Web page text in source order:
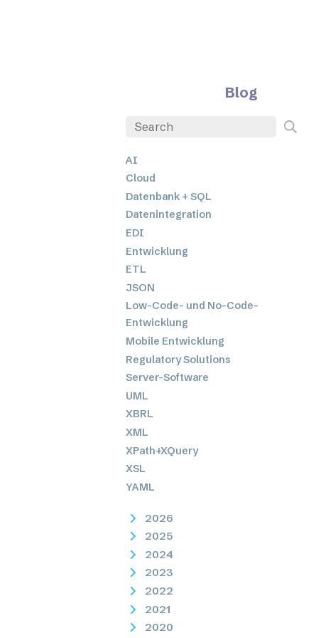
Blog
AI
Cloud
Datenbank + SQL
Datenintegration
EDI
Entwicklung
ETL
JSON
Low-Code- und No-Code-
Entwicklung
Mobile Entwicklung
Regulatory Solutions
Server-Software
UML
XBRL
XML
XPath+XQuery
XSL
YAML
2026
2025
2024
2023
2022
2021
2020